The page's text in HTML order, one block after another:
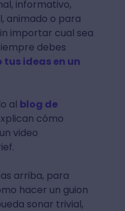
informativo,
animado o para
importar cual sea
debes
ideas en un
al blog de
cómo
video
arriba, para
hacer un guion
sonar trivial,